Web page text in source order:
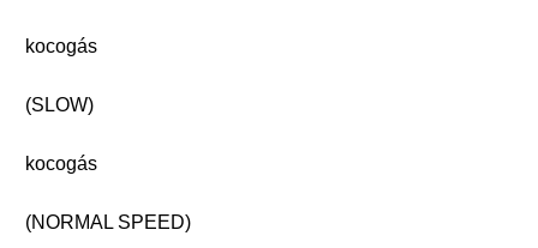
kocogás
(SLOW)
kocogás
(NORMAL SPEED)